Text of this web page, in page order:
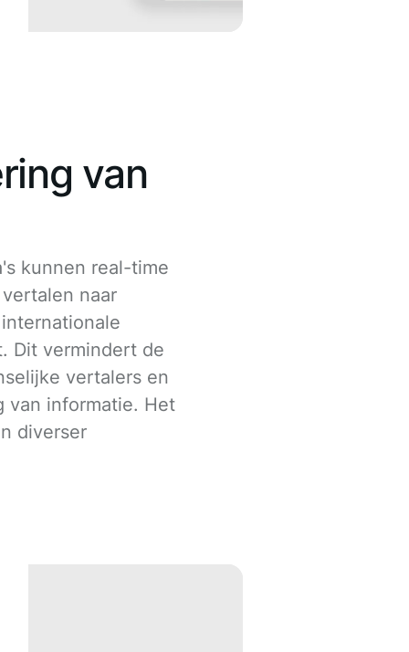
van
kunnen real-time
naar
Dit vermindert de
vertalers en
van informatie. Het
diverser